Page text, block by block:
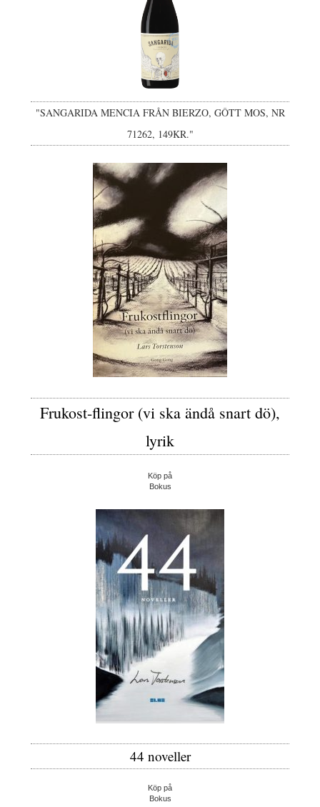
"SANGARIDA MENCIA FRÅN BIERZO, GÔTT MOS, NR
71262, 149KR."
Frukost-flingor (vi ska ändå snart dö),
lyrik
Köp på
Bokus
44 noveller
Köp på
Bokus